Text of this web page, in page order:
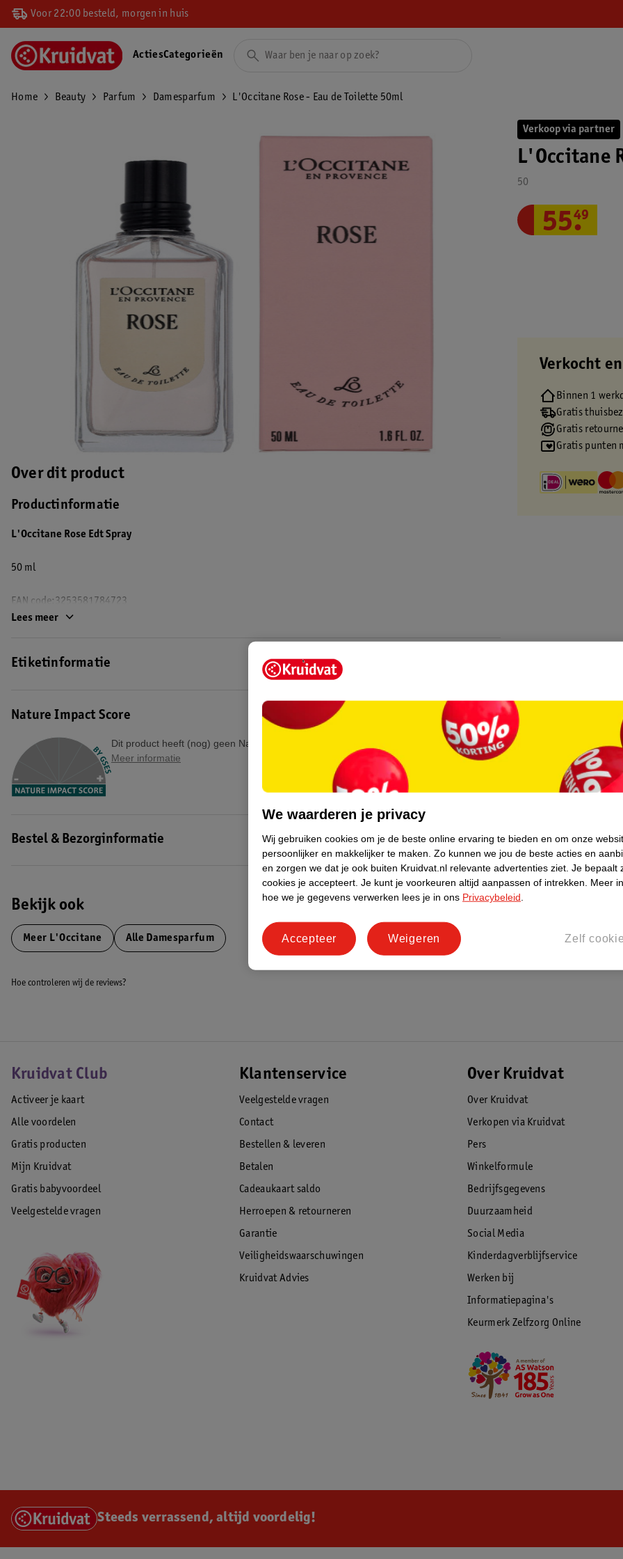
Voor 22:00 besteld, morgen in huis
ActiesCategorieën
Home Beauty Parfum Damesparfum L'Occitane Rose - Eau de Toilette 50ml
Over dit product
Productinformatie
L'Occitane Rose Edt Spray
50 ml
EAN code:3253581784723
Lees meer
Etiketinformatie
Nature Impact Score
Dit product heeft (nog) geen Nature Impact Score.
Meer informatie
Bestel & Bezorginformatie
Bekijk ook
Meer L'Occitane Alle Damesparfum
Verkoop via partner
L'Occitane
50
55.
49
Verkocht
Binnen 1
Gratis
Gratis
Gratis punten
Hoe controleren wij de reviews?
Kruidvat Club
Activeer je kaart
Alle voordelen
Gratis producten
Mijn Kruidvat
Gratis babyvoordeel
Veelgestelde vragen
Klantenservice
Veelgestelde vragen
Contact
Bestellen & leveren
Betalen
Cadeaukaart saldo
Herroepen & retourneren
Garantie
Veiligheidswaarschuwingen
Kruidvat Advies
Over Kruidvat
Over Kruidvat
Verkopen via Kruidvat
Pers
Winkelformule
Bedrijfsgegevens
Duurzaamheid
Social Media
Kinderdagverblijfservice
Werken bij
Informatiepagina's
Keurmerk Zelfzorg Online
Steeds verrassend, altijd voordelig!
We waarderen je privacy
Wij gebruiken cookies om je de beste online ervaring te bieden en om onze
persoonlijker en makkelijker te maken. Zo kunnen we jou de beste acties en
en zorgen we dat je ook buiten Kruidvat.nl relevante advertenties ziet. Je bepaalt
cookies je accepteert. Je kunt je voorkeuren altijd aanpassen of intrekken.
Meer
hoe we je gegevens verwerken lees je in ons Privacybeleid
Zelf
Weigeren
Accepteer